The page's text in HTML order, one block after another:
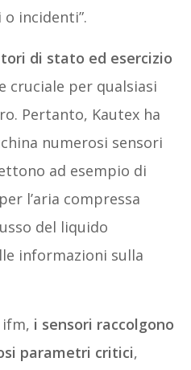
incidenti”.
di stato ed esercizio
cruciale per qualsiasi
Pertanto, Kautex ha
numerosi sensori
ad esempio di
l’aria compressa
del liquido
informazioni sulla
ifm, i sensori raccolgono
parametri critici,